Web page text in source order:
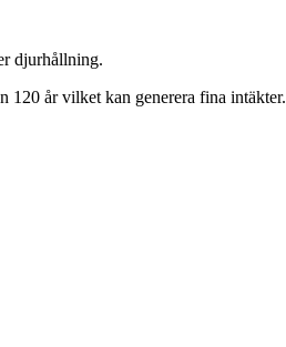
djurhållning.
120 år vilket kan generera fina intäkter.